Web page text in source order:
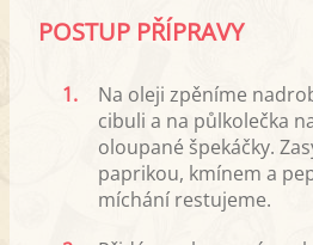
POSTUP PŘÍPRAVY
1.
Na oleji zpěníme
cibuli a na půlkolečka
oloupané špekáčky.
paprikou, kmínem a
míchání restujeme.